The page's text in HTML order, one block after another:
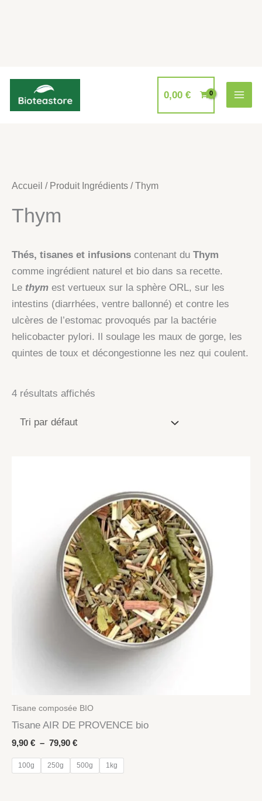
contenu
0,00 €
Accueil / Produit Ingrédients / Thym
Thym
Thés, tisanes et infusions contenant du Thym
comme ingrédient naturel et bio dans sa recette.
Le thym est vertueux sur la sphère ORL, sur les
intestins (diarrhées, ventre ballonné) et contre les
ulcères de l’estomac provoqués par la bactérie
helicobacter pylori. Il soulage les maux de gorge, les
quintes de toux et décongestionne les nez qui coulent.
4 résultats affichés
Tisane composée BIO
Tisane AIR DE PROVENCE bio
9,90 € – 79,90 €Plage
prix :
9,90 €
100g 250g 500g 1kg